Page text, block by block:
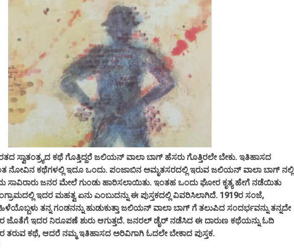
ಸ್ವಾತಂತ್ರ್ಯದ ಕಥೆ ಗೊತ್ತಿದ್ದರೆ ಜಲಿಯನ್ ವಾಲಾ ಬಾಗ್ ಹೆಸರು ಗೊತ್ತಿರಲೇ ಬೇಕು. ಇತಿಹಾಸದ
ನೋವಿನ ಕಥೆಗಳಲ್ಲಿ ಇದೂ ಒಂದು. ಪಂಜಾಬಿನ ಅಮೃತಸರದಲ್ಲಿ ಇರುವ ಜಲಿಯನ್ ವಾಲಾ ಬಾಗ್ ನಲ್ಲಿ
ಸಾವಿರಾರು ಜನರ ಮೇಲೆ ಗುಂಡು ಹಾರಿಸಲಾಯಿತು. ಇಂತಹ ಒಂದು ಘೋರ ಕೃತ್ಯ ಹೇಗೆ ನಡೆಯಿತು
ಸಂಗ್ರಾಮದಲ್ಲಿ ಇದರ ಮಹತ್ವ ಏನು ಎಂಬುದನ್ನು ಈ ಪುಸ್ತಕದಲ್ಲಿ ವಿವರಿಸಿಲಾಗಿದೆ. 1919ರ ಸಂಜೆ,
ತನ್ನ ಗಂಡನನ್ನು ಹುಡುಕುತ್ತಾ ಜಲಿಯನ್ ವಾಲಾ ಬಾಗ್ ಗೆ ತಲುಪಿದ ಸಂದರ್ಭವನ್ನು ತನ್ನದೇ
ಜೊತೆಗೆ ಇದರ ನಿರೂಪಣೆ ಶುರು ಆಗುತ್ತದೆ. ಜನರಲ್ ಡೈರ್ ನಡೆಸಿದ ಈ ದಾರುಣ ಕಥೆಯನ್ನು ಓದಿ
ತರುವ ಕಥೆ, ಆದರೆ ನಮ್ಮ ಇತಿಹಾಸದ ಅರಿವಿಗಾಗಿ ಓದಲೇ ಬೇಕಾದ ಪುಸ್ತಕ.